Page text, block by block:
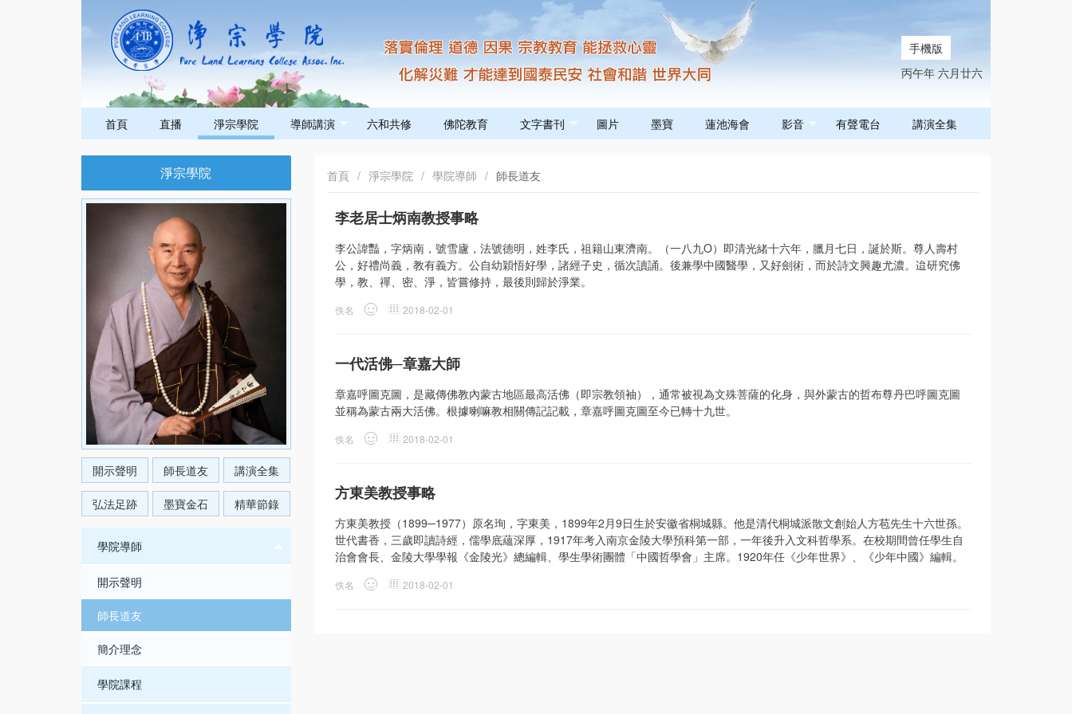
手機版
丙午年 六月廿六
首頁 直播 淨宗學院 導師講演 六和共修 佛陀教育 文字書刊 圖片 墨寶 蓮池海會 影音 有聲電台 講演全集
淨宗學院
開示聲明 師長道友 講演全集
弘法足跡 墨寶金石 精華節錄
學院導師
開示聲明
師長道友
簡介理念
學院課程
首頁 / 淨宗學院 / 學院導師 / 師長道友
李老居士炳南教授事略
李公諱豔，字炳南，號雪廬，法號德明，姓李氏，祖籍山東濟南。（一八九Ο）即清光緒十六年，臘月七日，誕於斯。尊人壽村
公，好禮尚義，教有義方。公自幼穎悟好學，諸經子史，循次讀誦。後兼學中國醫學，又好劍術，而於詩文興趣尤濃。迨研究佛
學，教、禪、密、淨，皆嘗修持，最後則歸於淨業。
佚名 2018-02-01
一代活佛─章嘉大師
章嘉呼圖克圖，是藏傳佛教內蒙古地區最高活佛（即宗教領袖），通常被視為文殊菩薩的化身，與外蒙古的哲布尊丹巴呼圖克圖
並稱為蒙古兩大活佛。根據喇嘛教相關傳記記載，章嘉呼圖克圖至今已轉十九世。
佚名 2018-02-01
方東美教授事略
方東美教授（1899─1977）原名珣，字東美，1899年2月9日生於安徽省桐城縣。他是清代桐城派散文創始人方苞先生十六世孫。
世代書香，三歲即讀詩經，儒學底蘊深厚，1917年考入南京金陵大學預科第一部，一年後升入文科哲學系。在校期間曾任學生自
治會會長、金陵大學學報《金陵光》總編輯、學生學術團體「中國哲學會」主席。1920年任《少年世界》、《少年中國》編輯。
佚名 2018-02-01